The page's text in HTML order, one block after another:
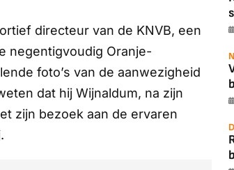
directeur van de KNVB, een
negentigvoudig Oranje-
foto’s van de aanwezigheid
dat hij Wijnaldum, na zijn
zijn bezoek aan de ervaren